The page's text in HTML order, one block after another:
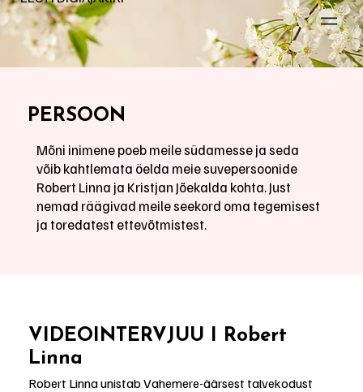
PERSOON
Mõni inimene poeb meile südamesse ja seda
võib kahtlemata öelda meie suvepersoonide
Robert Linna ja Kristjan Jõekalda kohta. Just
nemad räägivad meile seekord oma tegemisest
ja toredatest ettevõtmistest.
VIDEOINTERVJUU I Robert
Linna
Robert Linna unistab Vahemere-äärsest talvekodust